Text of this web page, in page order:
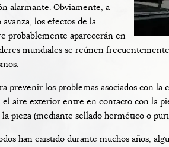
alarmante. Obviamente, a
los efectos de la
probablemente aparecerán en
mundiales se reúnen
prevenir los problemas asociados con
el aire exterior entre en contacto con la
pieza (mediante sellado hermético o
han existido durante muchos años,